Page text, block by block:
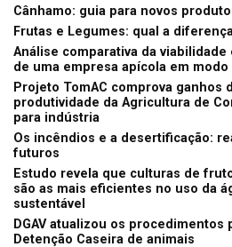
Cânhamo: guia para novos
Frutas e Legumes: qual a
Análise comparativa da
de uma empresa apícola em
Projeto TomAC comprova ganhos
produtividade da Agricultura de
para indústria
Os incêndios e a desertificação:
futuros
Estudo revela que culturas de
são as mais eficientes no uso da
sustentável
DGAV atualizou os procedimentos
Detenção Caseira de animais